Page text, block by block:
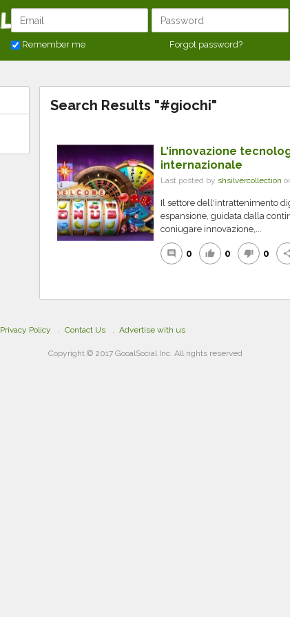
Remember me Forgot password?
Search Results "#giochi"
L'innovazione
internazionale
Last posted by shsilvercollection
Il settore dell'intrattenimento
espansione, guidata dalla
coniugare innovazione,...
comment 0 thumb_up 0 thumb_down 0 share
Privacy Policy Contact Us Advertise with us
Copyright © 2017 GooalSocial Inc. All rights reserved